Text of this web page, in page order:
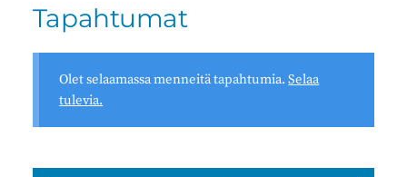
Tapahtumat
Olet selaamassa menneitä tapahtumia.Selaa
tulevia.